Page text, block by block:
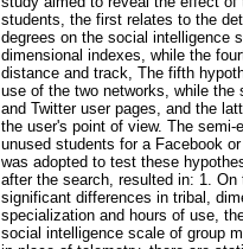
students, the first relates to the
degrees on the social intelligence
dimensional indexes, while the
distance and track, The fifth
use of the two networks, while
and Twitter user pages, and the
the user's point of view. The
unused students for a Facebook
was adopted to test these
after the search, resulted in: 1.
significant differences in tribal,
specialization and hours of use,
social intelligence scale of group